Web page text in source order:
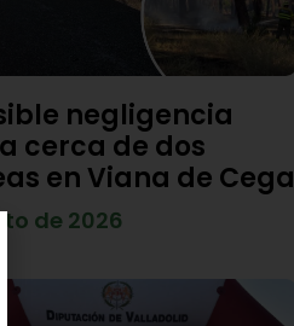
negligencia
cerca de dos
en Viana de Cega
de 2026